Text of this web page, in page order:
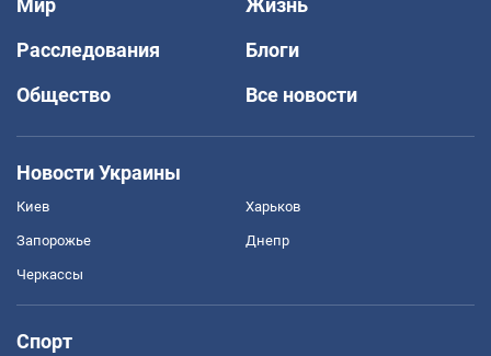
Мир
Жизнь
Расследования
Блоги
Общество
Все новости
Новости Украины
Киев Харьков
Запорожье Днепр
Черкассы
Спорт